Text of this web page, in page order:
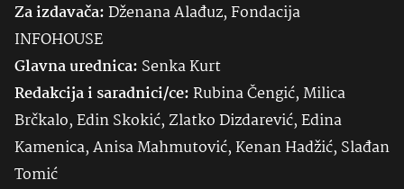
Za izdavača:Dženana Alađuz, Fondacija
INFOHOUSE
Glavna urednica: SenkaKurt
Redakcija i saradnici/ce:Rubina Čengić, Milica
Brčkalo, Edin Skokić, Zlatko Dizdarević, Edina
Kamenica, Anisa Mahmutović, Kenan Hadžić, Slađan
Tomić